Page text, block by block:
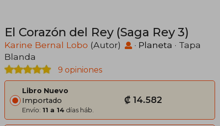
El Corazón del Rey (Saga Rey 3)
Karine Bernal Lobo (Autor) · Planeta · Tapa
Blanda
9 opiniones
Libro Nuevo
Importado
Envío: 11 a 14 días háb.
₡ 14.582